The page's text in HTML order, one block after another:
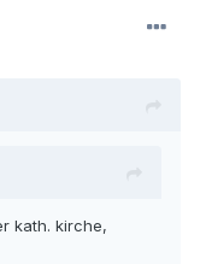
kath. kirche,